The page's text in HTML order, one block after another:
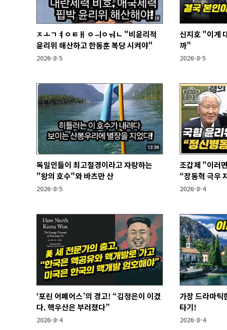
ㅈㅗㄱㅕㅇㅌㅐ ㅇㅢㅇㅝㄴ "비윤리적
윤리위 해산하고 한동훈 복당 시켜야"
2026-8-5
신지호 "이게
까"
2026-8-5
독일인들이 최고절경이라고 자랑하는
"왕의 호수"와 바츠만 산
2026-8-5
조갑제 "이러
“장동혁 극우
과 없어”
2026-8-4
‘포린 어페어스’의 경고! “김정은이 이겼
다. 핵우산은 부러졌다”
2026-8-4
가장 드라마틱
타기!
2026-8-4